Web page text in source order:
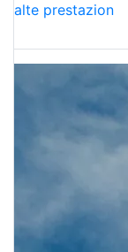
alte prestazion